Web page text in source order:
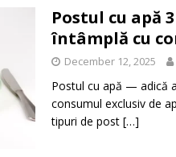
Postul cu apă
întâmplă cu
December 12, 2025
Postul cu apă — adică
consumul exclusiv de
tipuri de post […]